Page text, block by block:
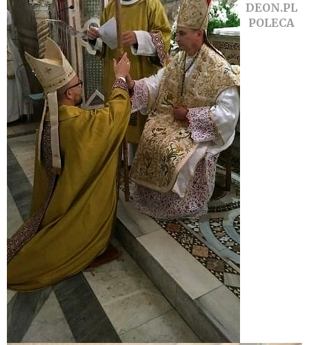
DEON.PL
POLECA